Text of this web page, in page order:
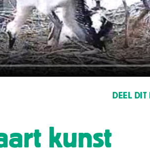
DEEL DIT
kunst